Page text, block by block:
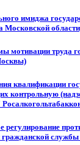
имиджа
Московской
мотивации труда
квалификации
контрольную
регулирование
гражданской